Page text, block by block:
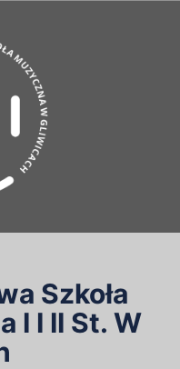
narzędzi
Szkoła
I I II St. W